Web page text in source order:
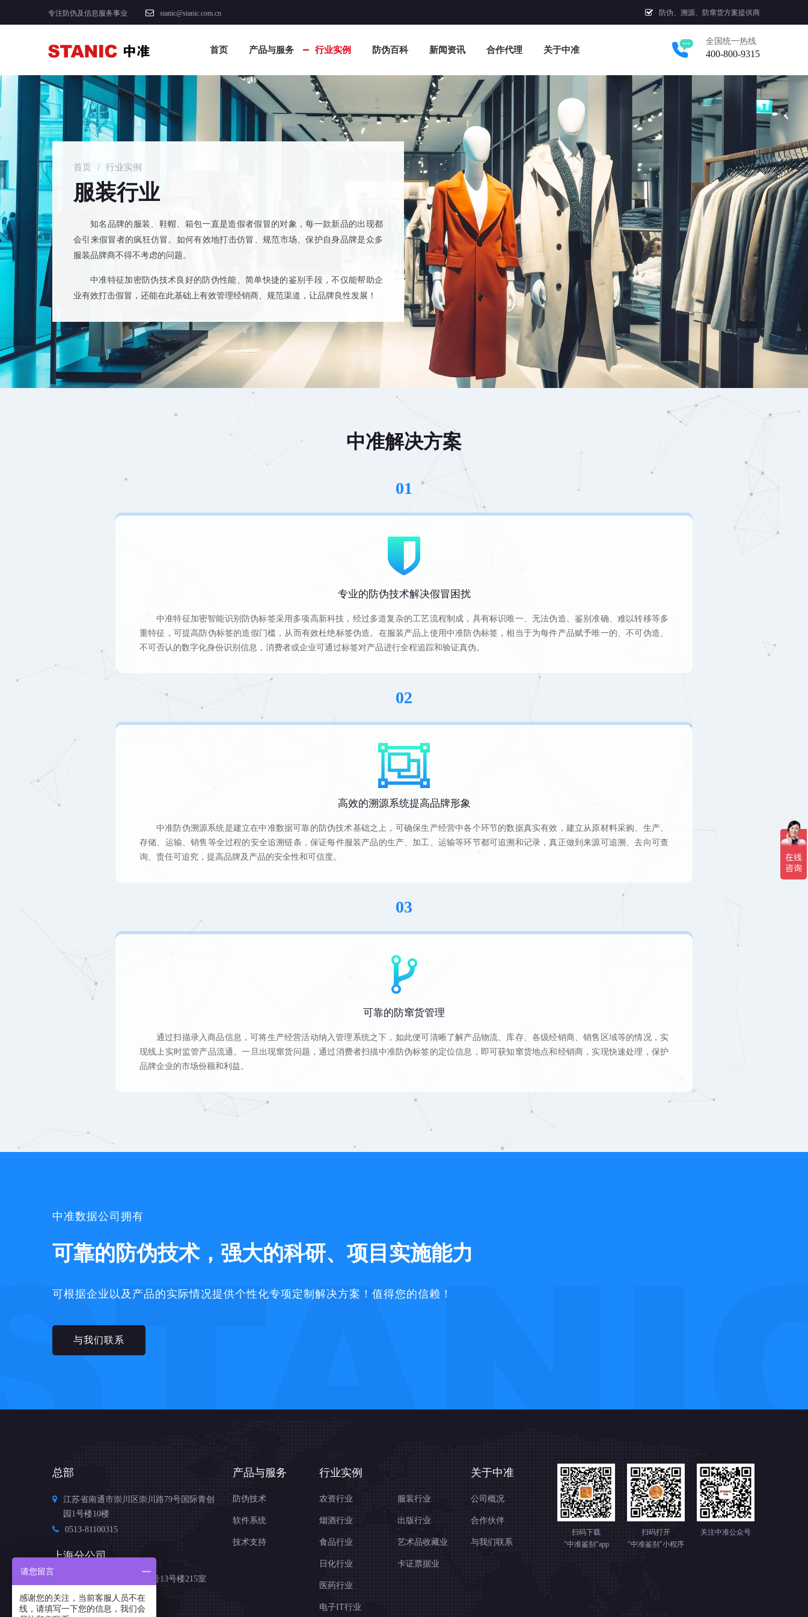
专注防伪及信息服务事业 stanic@stanic.com.cn 防伪、溯源、防窜货方案提供商
首页 产品与服务 行业实例 防伪百科 新闻资讯 合作代理 关于中准
全国统一热线
400-800-9315
首页 / 行业实例
服装行业
知名品牌的服装、鞋帽、箱包一直是造假者假冒的对象，每一款新品的出现都
会引来假冒者的疯狂仿冒。如何有效地打击仿冒、规范市场、保护自身品牌是众多
服装品牌商不得不考虑的问题。
中准特征加密防伪技术良好的防伪性能、简单快捷的鉴别手段，不仅能帮助企
业有效打击假冒，还能在此基础上有效管理经销商、规范渠道，让品牌良性发展！
中准解决方案
01
专业的防伪技术解决假冒困扰
中准特征加密智能识别防伪标签采用多项高新科技，经过多道复杂的工艺流程制成，具有标识唯一、无法伪造、鉴别准确、难以转移等多
重特征，可提高防伪标签的造假门槛，从而有效杜绝标签伪造。在服装产品上使用中准防伪标签，相当于为每件产品赋予唯一的、不可伪造、
不可否认的数字化身份识别信息，消费者或企业可通过标签对产品进行全程追踪和验证真伪。
02
高效的溯源系统提高品牌形象
中准防伪溯源系统是建立在中准数据可靠的防伪技术基础之上，可确保生产经营中各个环节的数据真实有效，建立从原材料采购、生产、
存储、运输、销售等全过程的安全追溯链条，保证每件服装产品的生产、加工、运输等环节都可追溯和记录，真正做到来源可追溯、去向可查
询、责任可追究，提高品牌及产品的安全性和可信度。
03
可靠的防窜货管理
通过扫描录入商品信息，可将生产经营活动纳入管理系统之下，如此便可清晰了解产品物流、库存、各级经销商、销售区域等的情况，实
现线上实时监管产品流通。一旦出现窜货问题，通过消费者扫描中准防伪标签的定位信息，即可获知窜货地点和经销商，实现快速处理，保护
品牌企业的市场份额和利益。
中准数据公司拥有
可靠的防伪技术，强大的科研、项目实施能力
可根据企业以及产品的实际情况提供个性化专项定制解决方案！值得您的信赖！
与我们联系
总部
江苏省南通市崇川区崇川路79号国际青创
园1号楼10楼
0513-81100315
上海分公司
上海市杨浦区国伟路135号13号楼215室
021-65688980
产品与服务
防伪技术
软件系统
技术支持
行业实例
农资行业
烟酒行业
食品行业
日化行业
医药行业
电子IT行业
服装行业
出版行业
艺术品收藏业
卡证票据业
关于中准
公司概况
合作伙伴
与我们联系
扫码下载
"中准鉴别"app
扫码打开
"中准鉴别"小程序
关注中准公众号
请您留言
感谢您的关注，当前客服人员不在
线，请填写一下您的信息，我们会